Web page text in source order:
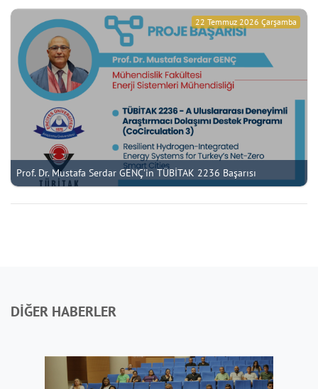
Prof. Dr. Mustafa Serdar GENÇ'in TÜBİTAK 2236 Başarısı
22 Temmuz 2026 Çarşamba
DİĞER HABERLER